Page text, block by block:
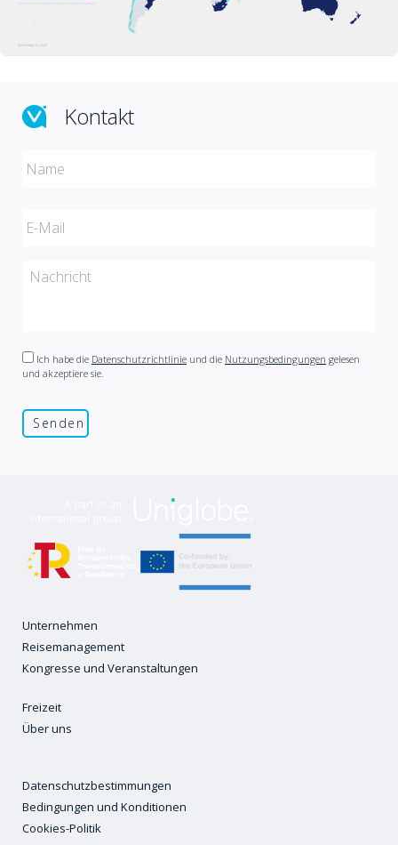
Kontakt
Ich habe die Datenschutzrichtlinie und die Nutzungsbedingungen gelesen
und akzeptiere sie.
Unternehmen
Reisemanagement
Kongresse und Veranstaltungen
Freizeit
Über uns
Datenschutzbestimmungen
Bedingungen und Konditionen
Cookies-Politik